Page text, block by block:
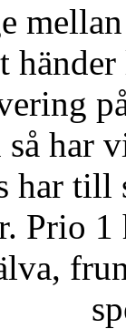
så har
har till
Prio